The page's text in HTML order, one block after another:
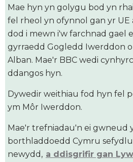
Mae hyn yn golygu bod yn
fel rheol yn ofynnol gan yr UE
dod i mewn i'w farchnad gael
gyrraedd Gogledd Iwerddon
Alban. Mae'r BBC wedi
ddangos hyn.
Dywedir weithiau fod hyn fel
ym Môr Iwerddon.
Mae'r trefniadau'n ei gwneud
borthladdoedd Cymru
newydd, a ddisgrifir gan